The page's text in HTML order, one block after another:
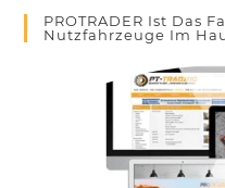
PROTRADER Ist Das
Nutzfahrzeuge Im